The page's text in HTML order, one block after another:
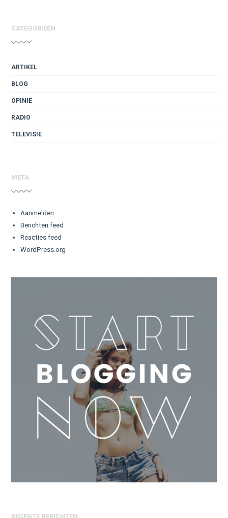
CATEGORIEËN
ARTIKEL
BLOG
OPINIE
RADIO
TELEVISIE
META
Aanmelden
Berichten feed
Reacties feed
WordPress.org
RECENTE BERICHTEN